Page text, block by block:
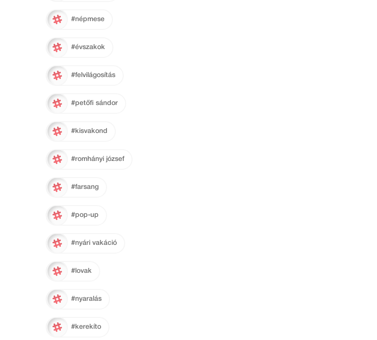
#népmese
#évszakok
#felvilágosítás
#petőfi sándor
#kisvakond
#romhányi józsef
#farsang
#pop-up
#nyári vakáció
#lovak
#nyaralás
#kerekíto